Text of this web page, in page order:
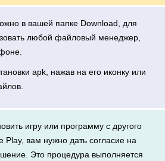
в вашей папке Download, для
любой файловый менеджер,
apk, нажав на его иконку или
игру или программу с другого
Play, вам нужно дать согласие на
Это процедура выполняется